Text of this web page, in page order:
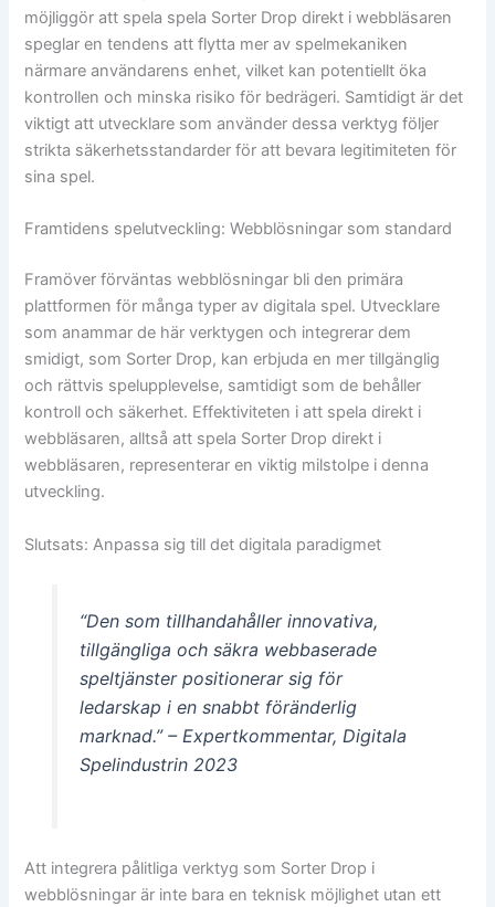
möjliggör att spela spela Sorter Drop direkt i webbläsaren
speglar en tendens att flytta mer av spelmekaniken
närmare användarens enhet, vilket kan potentiellt öka
kontrollen och minska risiko för bedrägeri. Samtidigt är det
viktigt att utvecklare som använder dessa verktyg följer
strikta säkerhetsstandarder för att bevara legitimiteten för
sina spel.
Framtidens spelutveckling: Webblösningar som standard
Framöver förväntas webblösningar bli den primära
plattformen för många typer av digitala spel. Utvecklare
som anammar de här verktygen och integrerar dem
smidigt, som Sorter Drop, kan erbjuda en mer tillgänglig
och rättvis spelupplevelse, samtidigt som de behåller
kontroll och säkerhet. Effektiviteten i att spela direkt i
webbläsaren, alltså att spela Sorter Drop direkt i
webbläsaren, representerar en viktig milstolpe i denna
utveckling.
Slutsats: Anpassa sig till det digitala paradigmet
“Den som tillhandahåller innovativa,
tillgängliga och säkra webbaserade
speltjänster positionerar sig för
ledarskap i en snabbt föränderlig
marknad.” – Expertkommentar, Digitala
Spelindustrin 2023
Att integrera pålitliga verktyg som Sorter Drop i
webblösningar är inte bara en teknisk möjlighet utan ett